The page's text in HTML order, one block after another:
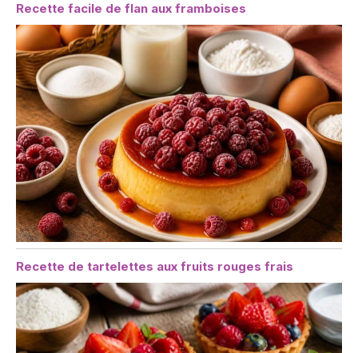
Recette facile de flan aux framboises
Recette de tartelettes aux fruits rouges frais